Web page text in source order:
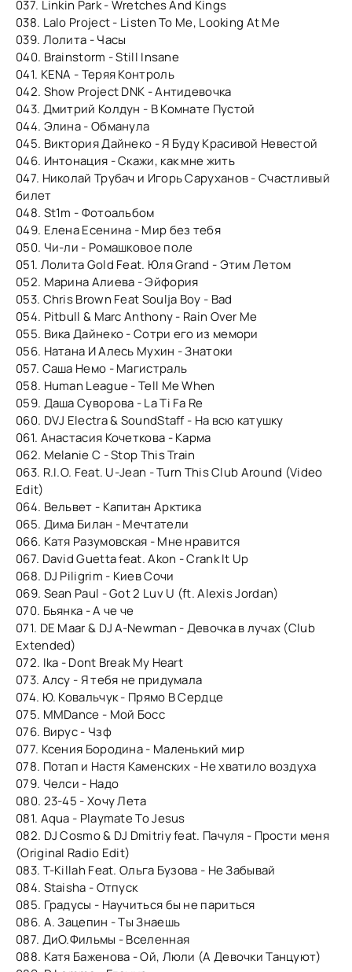
037. Linkin Park - Wretches And Kings
038. Lalo Project - Listen To Me, Looking At Me
039. Лолита - Часы
040. Brainstorm - Still Insane
041. KENA - Теряя Контроль
042. Show Project DNK - Антидевочка
043. Дмитрий Колдун - В Комнате Пустой
044. Элина - Обманула
045. Виктория Дайнеко - Я Буду Красивой Невестой
046. Интонация - Скажи, как мне жить
047. Николай Трубач и Игорь Саруханов - Счастливый
билет
048. St1m - Фотоальбом
049. Елена Есенина - Мир без тебя
050. Чи-ли - Ромашковое поле
051. Лолита Gold Feat. Юля Grand - Этим Летом
052. Марина Алиева - Эйфория
053. Chris Brown Feat Soulja Boy - Bad
054. Pitbull & Marc Anthony - Rain Over Me
055. Вика Дайнеко - Сотри его из мемори
056. Натана И Алесь Мухин - Знатоки
057. Саша Немо - Магистраль
058. Human League - Tell Me When
059. Даша Суворова - La Ti Fa Re
060. DVJ Electra & SoundStaff - На всю катушку
061. Анастасия Кочеткова - Карма
062. Melanie C - Stop This Train
063. R.I.O. Feat. U-Jean - Turn This Club Around (Video
Edit)
064. Вельвет - Капитан Арктика
065. Дима Билан - Мечтатели
066. Катя Разумовская - Мне нравится
067. David Guetta feat. Akon - Crank It Up
068. DJ Piligrim - Киев Сочи
069. Sean Paul - Got 2 Luv U (ft. Alexis Jordan)
070. Бьянка - А че че
071. DE Maar & DJ A-Newman - Девочка в лучах (Club
Extended)
072. Ika - Dont Break My Heart
073. Алсу - Я тебя не придумала
074. Ю. Ковальчук - Прямо В Сердце
075. MMDance - Мой Босс
076. Вирус - Чзф
077. Ксения Бородина - Маленький мир
078. Потап и Настя Каменских - Не хватило воздуха
079. Челси - Надо
080. 23-45 - Хочу Лета
081. Aqua - Playmate To Jesus
082. DJ Cosmo & DJ Dmitriy feat. Пачуля - Прости меня
(Original Radio Edit)
083. T-Killah Feat. Ольга Бузова - Не Забывай
084. Staisha - Отпуск
085. Градусы - Научиться бы не париться
086. А. Зацепин - Ты Знаешь
087. ДиО.Фильмы - Вселенная
088. Катя Баженова - Ой, Люли (А Девочки Танцуют)